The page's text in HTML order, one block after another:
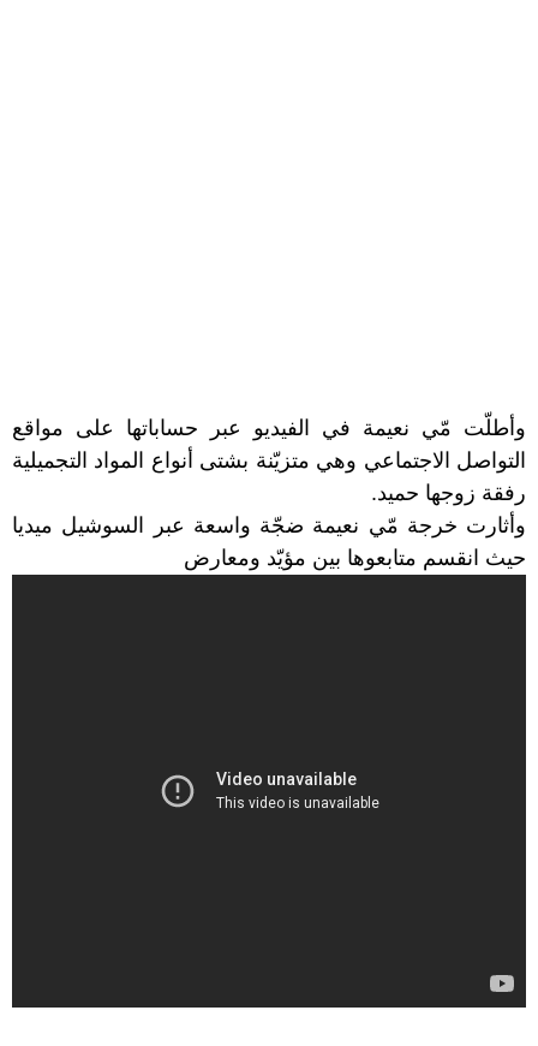
وأطلّت مّي نعيمة في الفيديو عبر حساباتها على مواقع
التواصل الاجتماعي وهي متزيّنة بشتى أنواع المواد التجميلية
رفقة زوجها حميد.
وأثارت خرجة مّي نعيمة ضجّة واسعة عبر السوشيل ميديا
حيث انقسم متابعوها بين مؤيّد ومعارض